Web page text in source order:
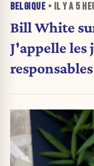
BELGIQUE • IL Y A 5
Bill White
J'appelle les